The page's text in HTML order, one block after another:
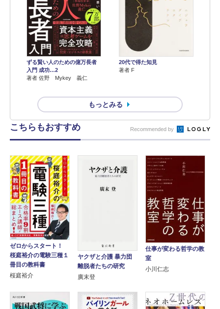
ずる賢い人のための億万長者
入門 成功…2
著者 佐野 Mykey 義仁
20代で得た知見
著者 F
もっとみる
こちらもおすすめ Recommended by
ゼロからスタート！
桜庭裕介の電験三種１
冊目の教科書
桜庭裕介
ヤクザと介護 暴力団
離脱者たちの研究
廣末登
仕事が変わる哲学の教
室
小川仁志